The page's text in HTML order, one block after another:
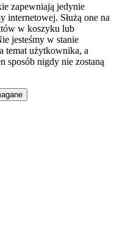
zapewniają jedynie
internetowej. Służą one na
w koszyku lub
jesteśmy w stanie
temat użytkownika, a
sposób nigdy nie zostaną